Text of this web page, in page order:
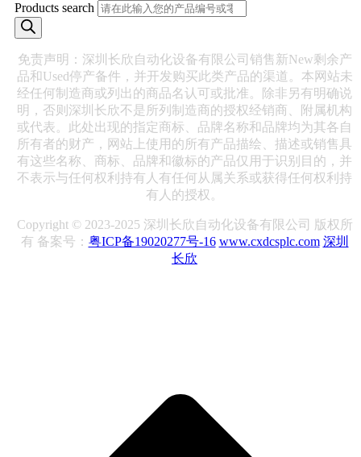
Products search
免责声明：深圳长欣自动化设备有限公司销售新New剩余产
品和Used停产备件，并开发购买此类产品的渠道。本网站未
经任何制造商或列出的商品名认可或批准。除非另有明确说
明，否则深圳长欣不是所列制造商的授权经销商、附属机构
或代表。此处出现的指定商标、品牌名称和品牌均为其各自
所有者的财产，网站上使用的所有产品描绘、描述或销售具
有这些名称、商标、品牌和徽标的产品仅用于识别目的，并
不表示与任何权利持有人有任何从属关系或获得任何权利持
有人的授权。
Copyright © 2023-2025 深圳长欣自动化设备有限公司 版权所
有 备案号： 粤ICP备19020277号-16 www.cxdcsplc.com 深圳
长欣